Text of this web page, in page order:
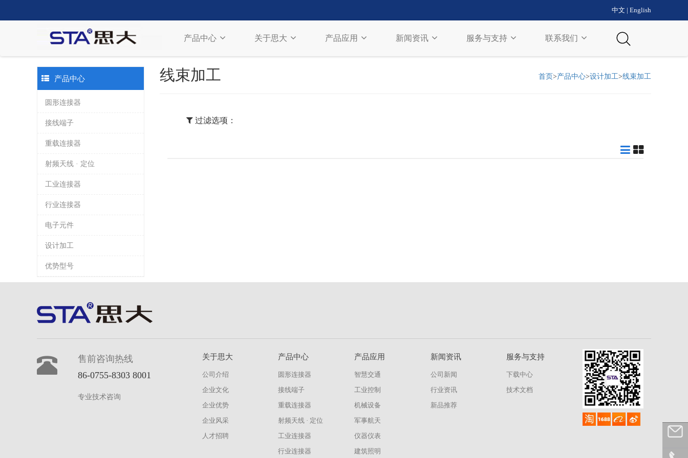
中文 | English
产品中心 关于思大 产品应用 新闻资讯 服务与支持 联系我们
产品中心
圆形连接器
接线端子
重载连接器
射频天线 · 定位
工业连接器
行业连接器
电子元件
设计加工
优势型号
首页>产品中心>设计加工>线束加工
线束加工
过滤选项：
售前咨询热线
86-0755-8303 8001
专业技术咨询
关于思大
公司介绍
企业文化
企业优势
企业风采
人才招聘
产品中心
圆形连接器
接线端子
重载连接器
射频天线 · 定位
工业连接器
行业连接器
产品应用
智慧交通
工业控制
机械设备
军事航天
仪器仪表
建筑照明
新闻资讯
公司新闻
行业资讯
新品推荐
服务与支持
下载中心
技术文档